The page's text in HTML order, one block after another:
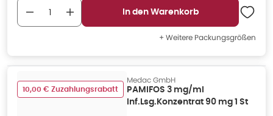
In den Warenkorb
+ Weitere Packungsgrößen
10,00 € Zuzahlungsrabatt
Medac GmbH
PAMIFOS 3 mg/ml
Inf.Lsg.Konzentrat 90 mg 1 St